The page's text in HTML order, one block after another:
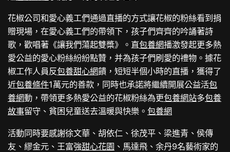
花椒公司和愛心義工們通過直播的方式讓花椒的粉絲看到捐
贈現場，在愛心義工們的帶領下，孩子們齊齊的吟誦著詩
歌，歡唱著《讓我們蕩起雙槳》。直包養網播激發起更多熱
愛公益的愛心粉絲紛紛點贊，并為孩子們刷愛的禮物。據花
椒工作人員反包養甜心網饋，短短半個小時的直播，獲得了
近包養條件1萬元的善款，同時也承諾將繼續開展公益活包
養網動，帶領更多熱愛公益的花椒粉絲為更包養網站多包養
故事留守、貧困兒童送去溫暖與快樂。包養網
活動同時要感謝徐文華、胡依仁、徐茂平、梁進青、侯傳
友、繆金元、王富強甜心花園 、馬達飛、余丹9名藝術家的